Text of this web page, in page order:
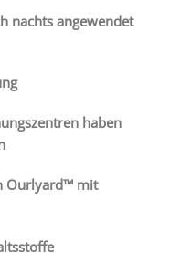
nachts angewendet
haben
Ourlyard™ mit